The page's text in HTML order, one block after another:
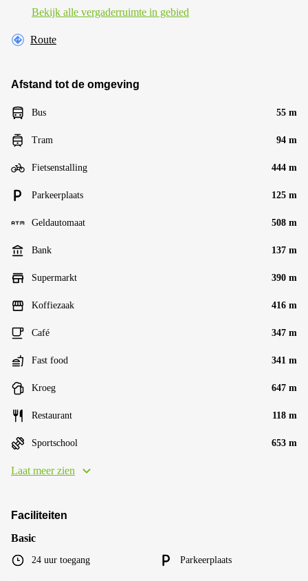
Bekijk alle vergaderruimte in gebied
Route
Afstand tot de omgeving
Bus 55 m
Tram 94 m
Fietsenstalling 444 m
Parkeerplaats 125 m
Geldautomaat 508 m
Bank 137 m
Supermarkt 390 m
Koffiezaak 416 m
Café 347 m
Fast food 341 m
Kroeg 647 m
Restaurant 118 m
Sportschool 653 m
Laat meer zien
Faciliteiten
Basic
24 uur toegang Parkeerplaats